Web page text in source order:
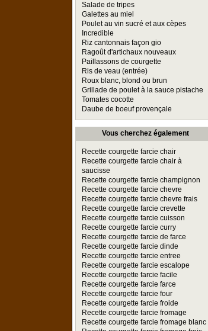
Salade de tripes
Galettes au miel
Poulet au vin sucré et aux cèpes
Incredible
Riz cantonnais façon gio
Ragoût d'artichaux nouveaux
Paillassons de courgette
Ris de veau (entrée)
Roux blanc, blond ou brun
Grillade de poulet à la sauce pistache
Tomates cocotte
Daube de boeuf provençale
Vous cherchez également
Recette courgette farcie chair
Recette courgette farcie chair à
saucisse
Recette courgette farcie champignon
Recette courgette farcie chevre
Recette courgette farcie chevre frais
Recette courgette farcie crevette
Recette courgette farcie cuisson
Recette courgette farcie curry
Recette courgette farcie de farce
Recette courgette farcie dinde
Recette courgette farcie entree
Recette courgette farcie escalope
Recette courgette farcie facile
Recette courgette farcie farce
Recette courgette farcie four
Recette courgette farcie froide
Recette courgette farcie fromage
Recette courgette farcie fromage blanc